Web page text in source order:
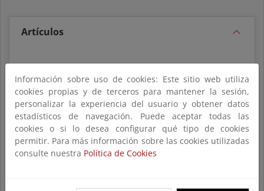
Artículos
La cooperación ambiental
iberoamericana
Autor/es: José Alberto Lozoya
Hombre y naturaleza: red mundial de reservas de
la biosfera
Autor/es: Carmen Alfonso
Entrevista: Carmen Martorell, Secretaria General
de Medio AmbienteAutor/es: Beatriz Cursach
Villaronga
Información sobre uso de cookies: Este sitio web utiliza
cookies propias y de terceros para mantener la sesión,
personalizar la experiencia del usuario y obtener datos
estadísticos de navegación. Puede aceptar todas las
cookies o si lo desea configurar qué tipo de cookies
permitir. Para más información sobre las cookies utilizadas
consulte nuestra Política de Cookies